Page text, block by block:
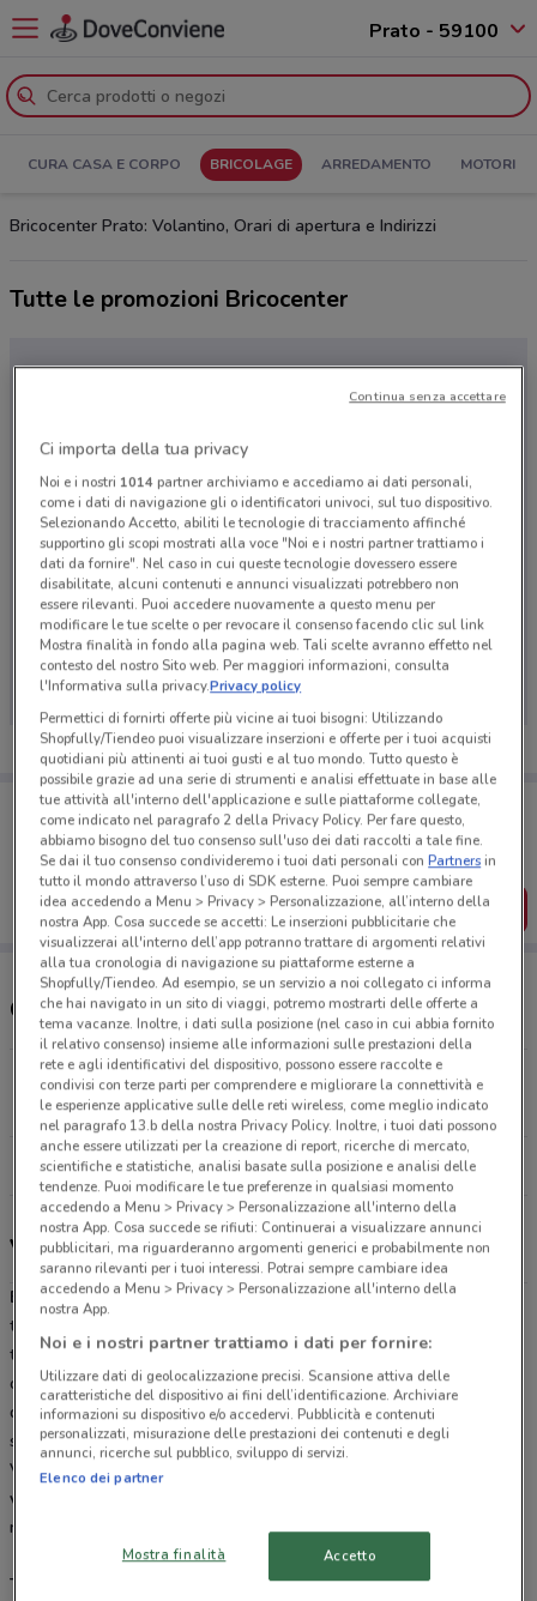
Prato - 59100
CURA CASA E CORPO BRICOLAGE ARREDAMENTO MOTORI
Bricocenter Prato: Volantino, Orari di apertura e Indirizzi
Tutte le promozioni Bricocenter
Ci dispiace, al momento non abbiamo pubblicato
volantini nella tua zona. Riprova più tardi.
Porta DoveConviene sempre con te!
Puoi trovare le migliori offerte dei negozi vicino a te,
salvarle e creare la tua lista del risparmio, comodamente
dal tuo cellulare.
SCARICA L’APP
Orari Bricocenter e negozi
Via Francesco Talenti, 96 Firenze
15.2 km
APERTO
Tutti i negozi Bricocenter
Volantino, orari e negozi Bricocenter
Bricocenterè la catena di negozi specializzata nella vendita di
tutto il materiale necessario per il bricolage. Presente su tutto il
territorio nazionale con i suoi numerosi megastore,Bricocenter
offre tantissimi prodotti delle migliori marche per la ristrutturazione
della casa, per l’arredamento e la cura del giardino, ma anche
strumenti da lavoro professionali per ogni ambito della carpenteria.
Vuoi conoscere le offerte in vigore questo mese? Sfoglia il
volantino Bricocenter
numerosissime promozioni in corso.
Tanti servizi su misura per te
Ci importa della tua privacy
Noi e i nostri 1014partner archiviamo e accediamo ai dati personali,
come i dati di navigazione gli o identificatori univoci, sul tuo dispositivo.
Selezionando Accetto, abiliti le tecnologie di tracciamento affinché
supportino gli scopi mostrati alla voce "Noi e i nostri partner trattiamo i
dati da fornire". Nel caso in cui queste tecnologie dovessero essere
disabilitate, alcuni contenuti e annunci visualizzati potrebbero non
essere rilevanti. Puoi accedere nuovamente a questo menu per
modificare le tue scelte o per revocare il consenso facendo clic sul link
Mostra finalità in fondo alla pagina web. Tali scelte avranno effetto nel
contesto del nostro Sito web. Per maggiori informazioni, consulta
l'Informativa sulla privacy.Privacy policy
Permettici di fornirti offerte più vicine ai tuoi bisogni: Utilizzando
Shopfully/Tiendeo puoi visualizzare inserzioni e offerte per i tuoi acquisti
quotidiani più attinenti ai tuoi gusti e al tuo mondo. Tutto questo è
possibile grazie ad una serie di strumenti e analisi effettuate in base alle
tue attività all'interno dell'applicazione e sulle piattaforme collegate,
come indicato nel paragrafo 2 della Privacy Policy. Per fare questo,
abbiamo bisogno del tuo consenso sull'uso dei dati raccolti a tale fine.
Se dai il tuo consenso condivideremo i tuoi dati personali conPartnersin
tutto il mondo attraverso l’uso di SDK esterne. Puoi sempre cambiare
idea accedendo a Menu > Privacy > Personalizzazione, all’interno della
nostra App. Cosa succede se accetti: Le inserzioni pubblicitarie che
visualizzerai all'interno dell’app potranno trattare di argomenti relativi
alla tua cronologia di navigazione su piattaforme esterne a
Shopfully/Tiendeo. Ad esempio, se un servizio a noi collegato ci informa
che hai navigato in un sito di viaggi, potremo mostrarti delle offerte a
tema vacanze. Inoltre, i dati sulla posizione (nel caso in cui abbia fornito
il relativo consenso) insieme alle informazioni sulle prestazioni della
rete e agli identificativi del dispositivo, possono essere raccolte e
condivisi con terze parti per comprendere e migliorare la connettività e
le esperienze applicative sulle delle reti wireless, come meglio indicato
nel paragrafo 13.b della nostra Privacy Policy. Inoltre, i tuoi dati possono
anche essere utilizzati per la creazione di report, ricerche di mercato,
scientifiche e statistiche, analisi basate sulla posizione e analisi delle
tendenze. Puoi modificare le tue preferenze in qualsiasi momento
accedendo a Menu > Privacy > Personalizzazione all'interno della
nostra App. Cosa succede se rifiuti: Continuerai a visualizzare annunci
pubblicitari, ma riguarderanno argomenti generici e probabilmente non
saranno rilevanti per i tuoi interessi. Potrai sempre cambiare idea
accedendo a Menu > Privacy > Personalizzazione all'interno della
nostra App.
Noi e i nostri partner trattiamo i dati per fornire:
Utilizzare dati di geolocalizzazione precisi. Scansione attiva delle
caratteristiche del dispositivo ai fini dell’identificazione. Archiviare
informazioni su dispositivo e/o accedervi. Pubblicità e contenuti
personalizzati, misurazione delle prestazioni dei contenuti e degli
annunci, ricerche sul pubblico, sviluppo di servizi.
Elenco dei partner
Mostra finalità Accetto
Continua senza accettare